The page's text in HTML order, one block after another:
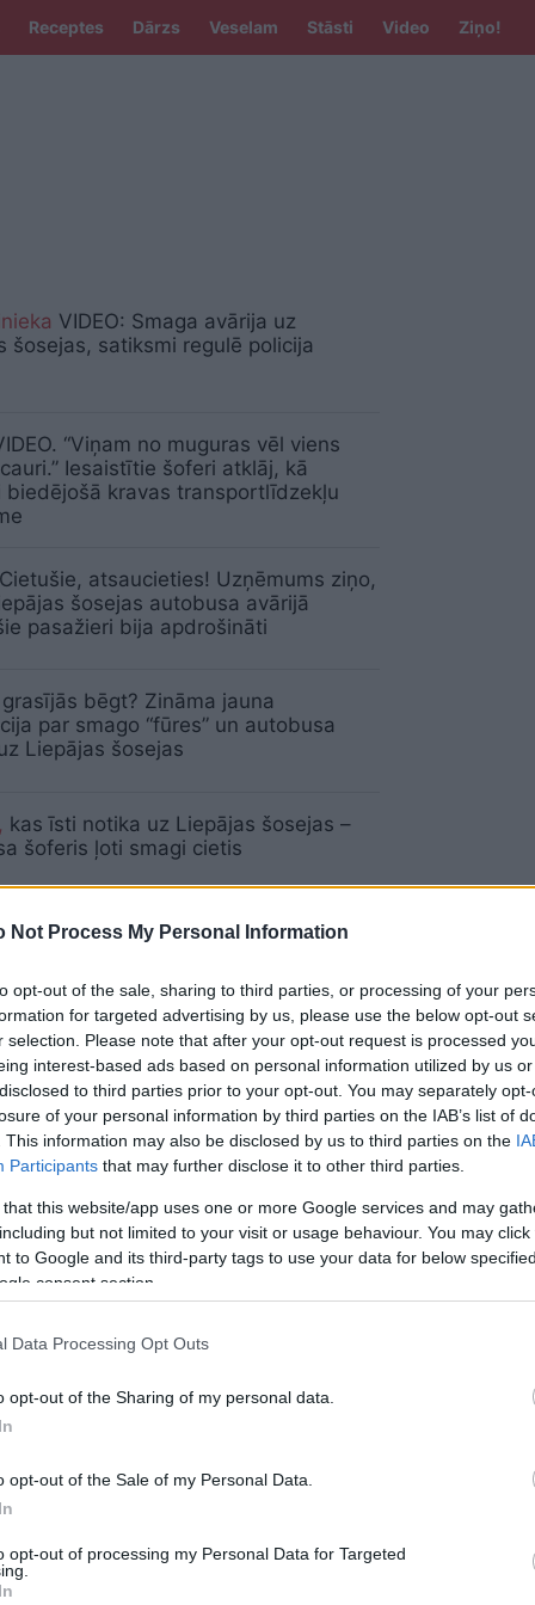
Not Process My Personal Information
opt-out of the sale, sharing to third parties, or processing of your
for targeted advertising by us, please use the below opt-out
selection. Please note that after your opt-out request is processed
interest-based ads based on personal information utilized by us
to third parties prior to your opt-out. You may separately
of your personal information by third parties on the IAB’s list of
This information may also be disclosed by us to third parties on the
Participants that may further disclose it to other third parties.
that this website/app uses one or more Google services and may
but not limited to your visit or usage behaviour. You may
to Google and its third-party tags to use your data for below
consent section.
Data Processing Opt Outs
opt-out of the Sharing of my personal data.
opt-out of the Sale of my Personal Data.
opt-out of processing my Personal Data for Targeted
Receptes Dārzs Veselam Stāsti Video Ziņo!
VIDEO: Smaga avārija uz
šosejas, satiksmi regulē policija
“Viņam no muguras vēl viens
Iesaistītie šoferi atklāj, kā
biedējošā kravas transportlīdzekļu
Cietušie, atsaucieties! Uzņēmums ziņo,
šosejas autobusa avārijā
pasažieri bija apdrošināti
grasījās bēgt? Zināma jauna
par smago “fūres” un autobusa
Liepājas šosejas
kas īsti notika uz Liepājas šosejas –
šoferis ļoti smagi cietis
Smaga avārija uz Liepājas šosejas!
ņem vērā! Satiksmes negadījuma
bloķēta satiksme uz Liepājas šosejas
joslu ceļu plāno nodot Budžeta
atkritumu vedējs un autobuss
applūdušas ielas, bet uz šosejas
iespaidīgo dabas varenību
avārija uz Liepājas šosejas:
atminas brīdi, kad stikla lauskas